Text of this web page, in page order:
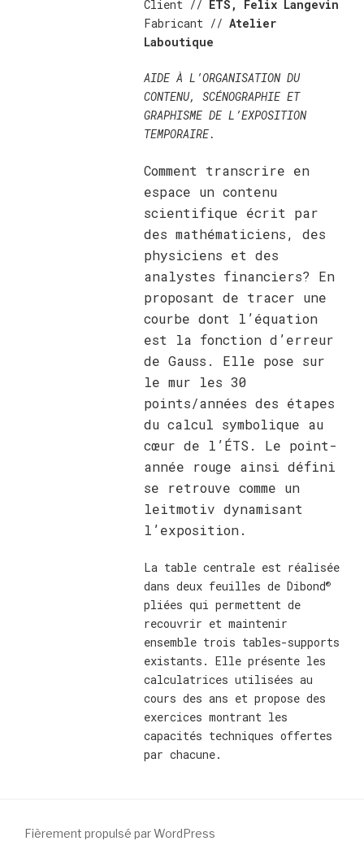
Client // ÉTS, Felix Langevin
Fabricant // Atelier
Laboutique
AIDE À L’ORGANISATION DU
CONTENU, SCÉNOGRAPHIE ET
GRAPHISME DE L’EXPOSITION
TEMPORAIRE.
Comment transcrire en
espace un contenu
scientifique écrit par
des mathématiciens, des
physiciens et des
analystes financiers? En
proposant de tracer une
courbe dont l’équation
est la fonction d’erreur
de Gauss. Elle pose sur
le mur les 30
points/années des étapes
du calcul symbolique au
cœur de l’ÉTS. Le point-
année rouge ainsi défini
se retrouve comme un
leitmotiv dynamisant
l’exposition.
La table centrale est réalisée
dans deux feuilles de Dibond®
pliées qui permettent de
recouvrir et maintenir
ensemble trois tables-supports
existants. Elle présente les
calculatrices utilisées au
cours des ans et propose des
exercices montrant les
capacités techniques offertes
par chacune.
Fièrement propulsé par WordPress